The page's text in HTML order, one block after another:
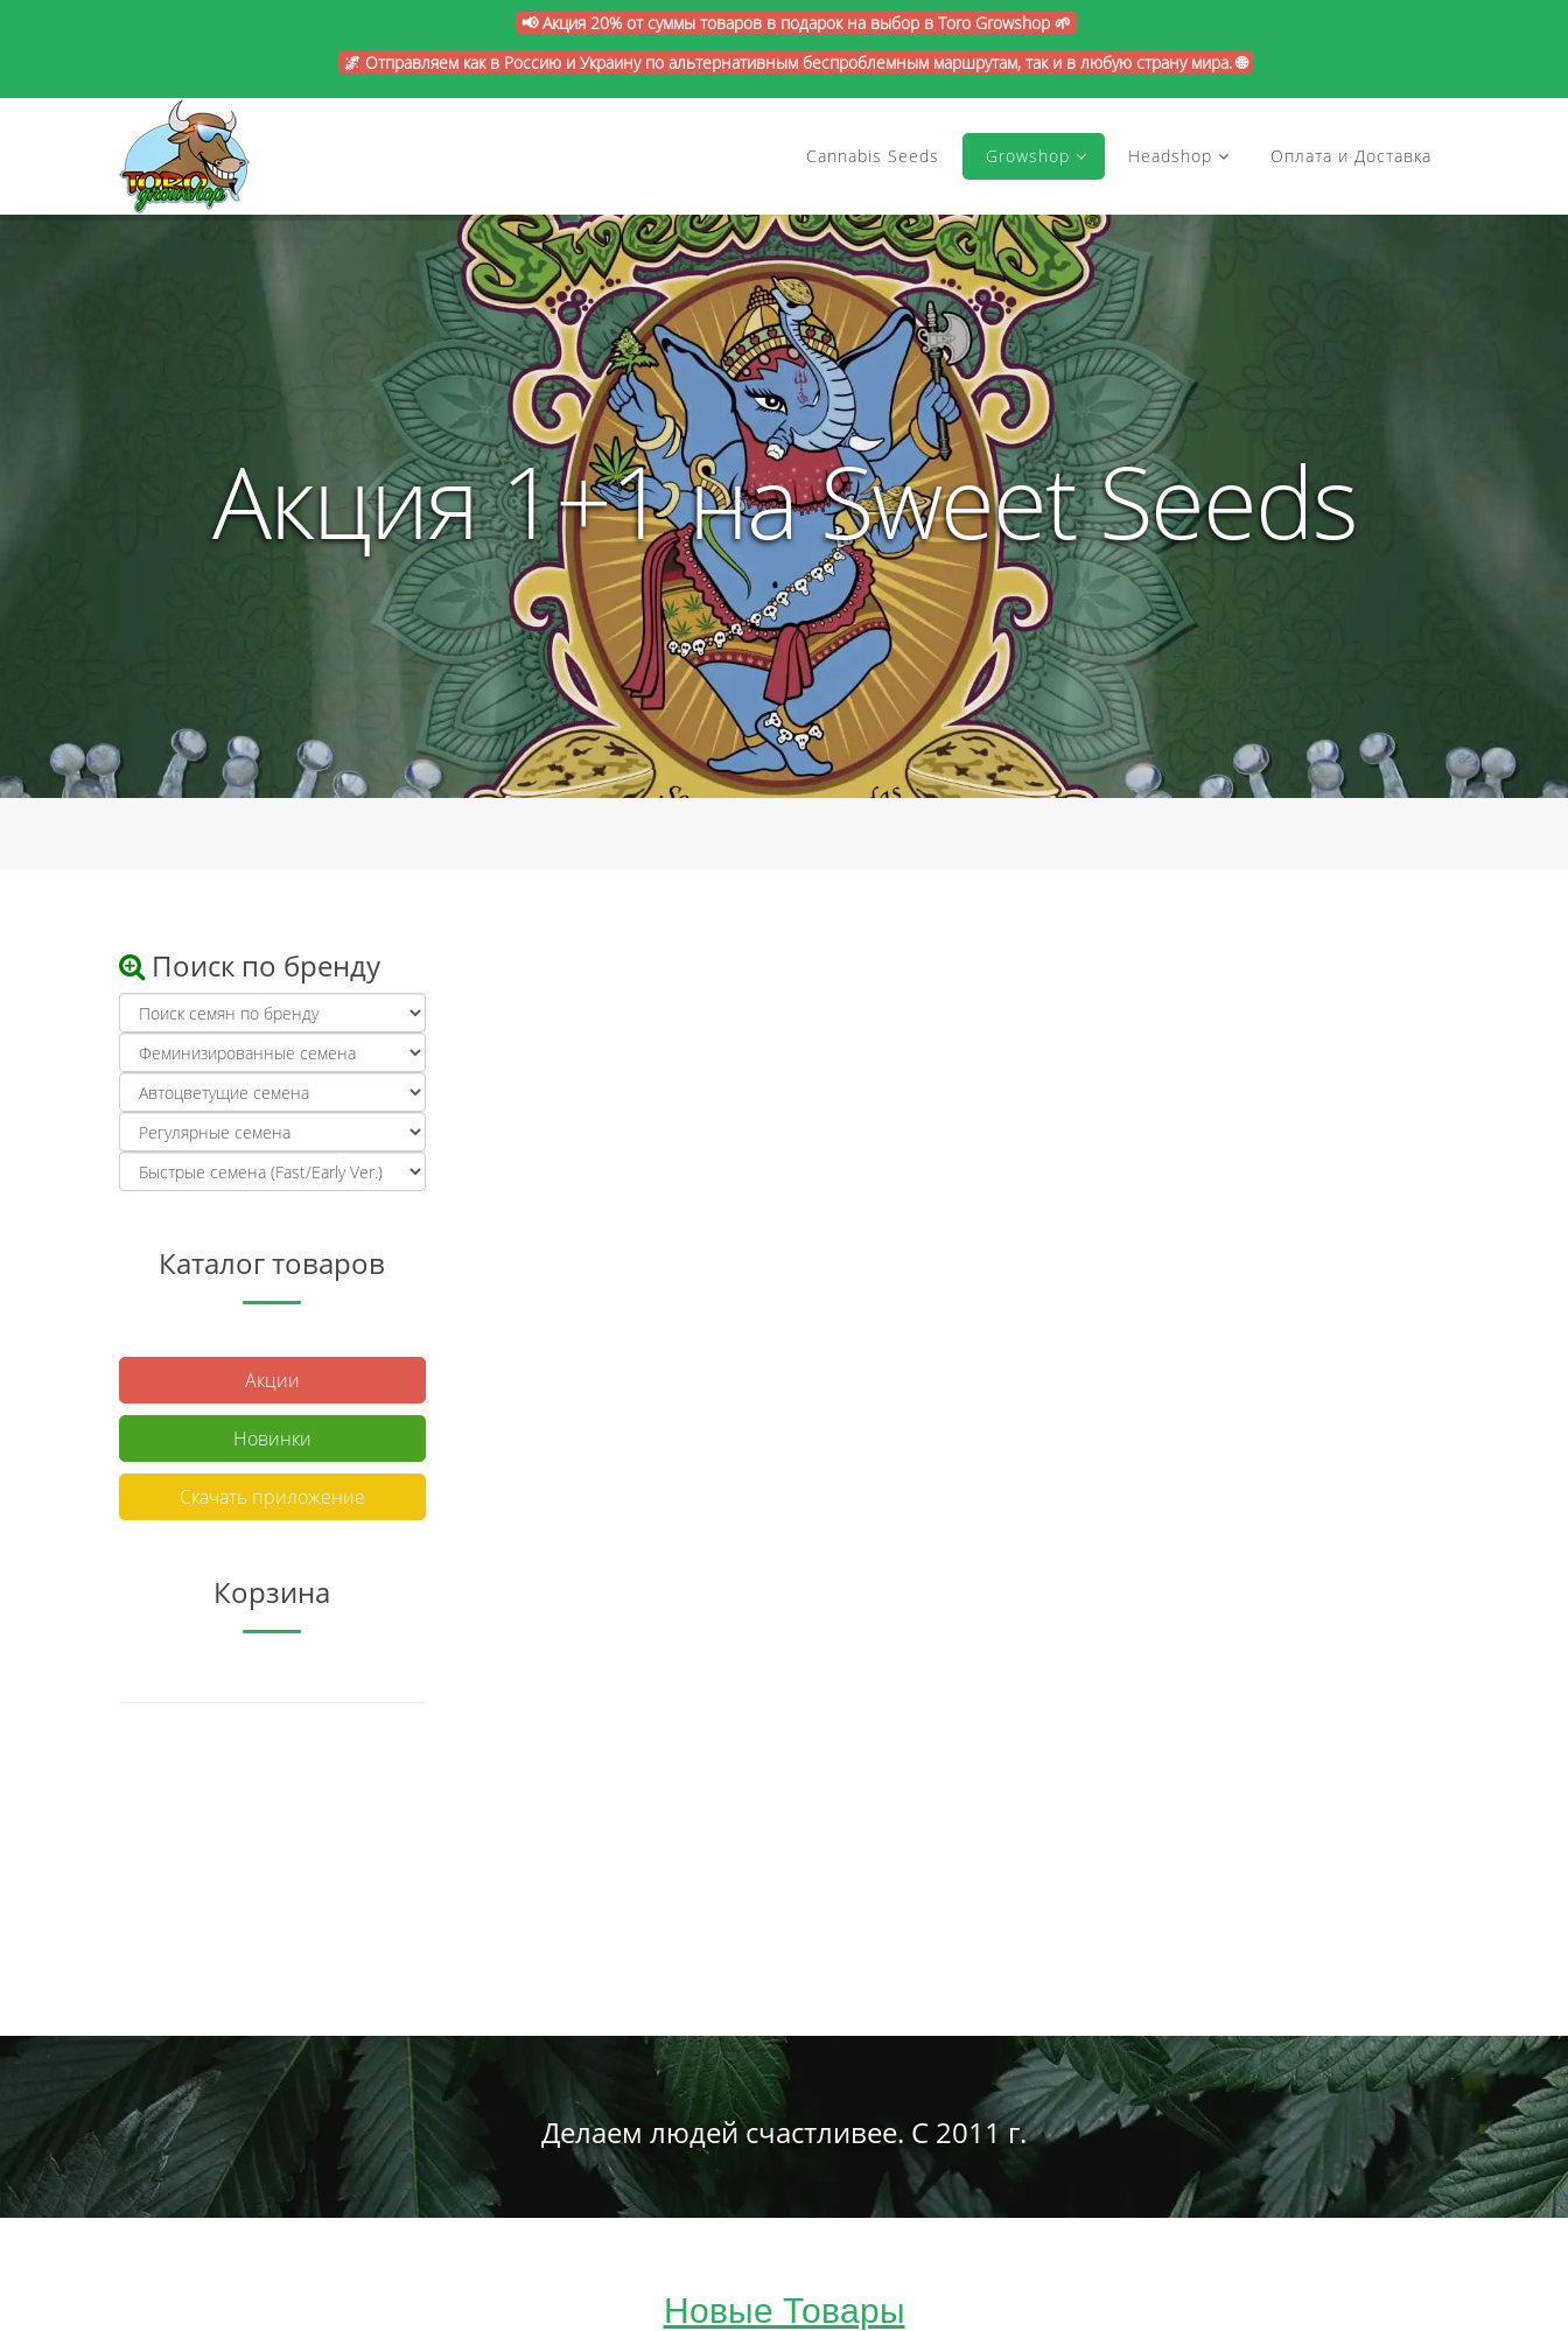
📢 Акция 20% от суммы товаров в подарок на выбор в Toro Growshop 🌱
🌌 Отправляем как в Россию и Украину по альтернативным беспроблемным маршрутам, так и в любую страну мира. 🌐
Cannabis Seeds Growshop Headshop Оплата и Доставка
Акция 1+1 на Sweet Seeds
Поиск по бренду
Каталог товаров
Акции
Новинки
Скачать приложение
Корзина
Делаем людей счастливее. С 2011 г.
Новые Товары